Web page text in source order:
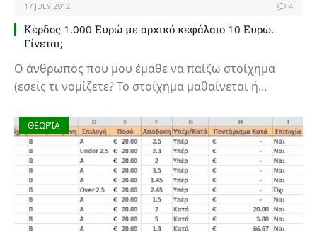
17 JULY 2012 4
Κέρδος 1.000 Ευρώ με αρχικό κεφάλαιο 10 Ευρώ.
Γίνεται;
Ο άνθρωπος που μου έμαθε να παίζω στοίχημα
(εσείς τι νομίζετε? Το στοίχημα μαθαίνεται ή…
ΘΕΩΡΊΑ